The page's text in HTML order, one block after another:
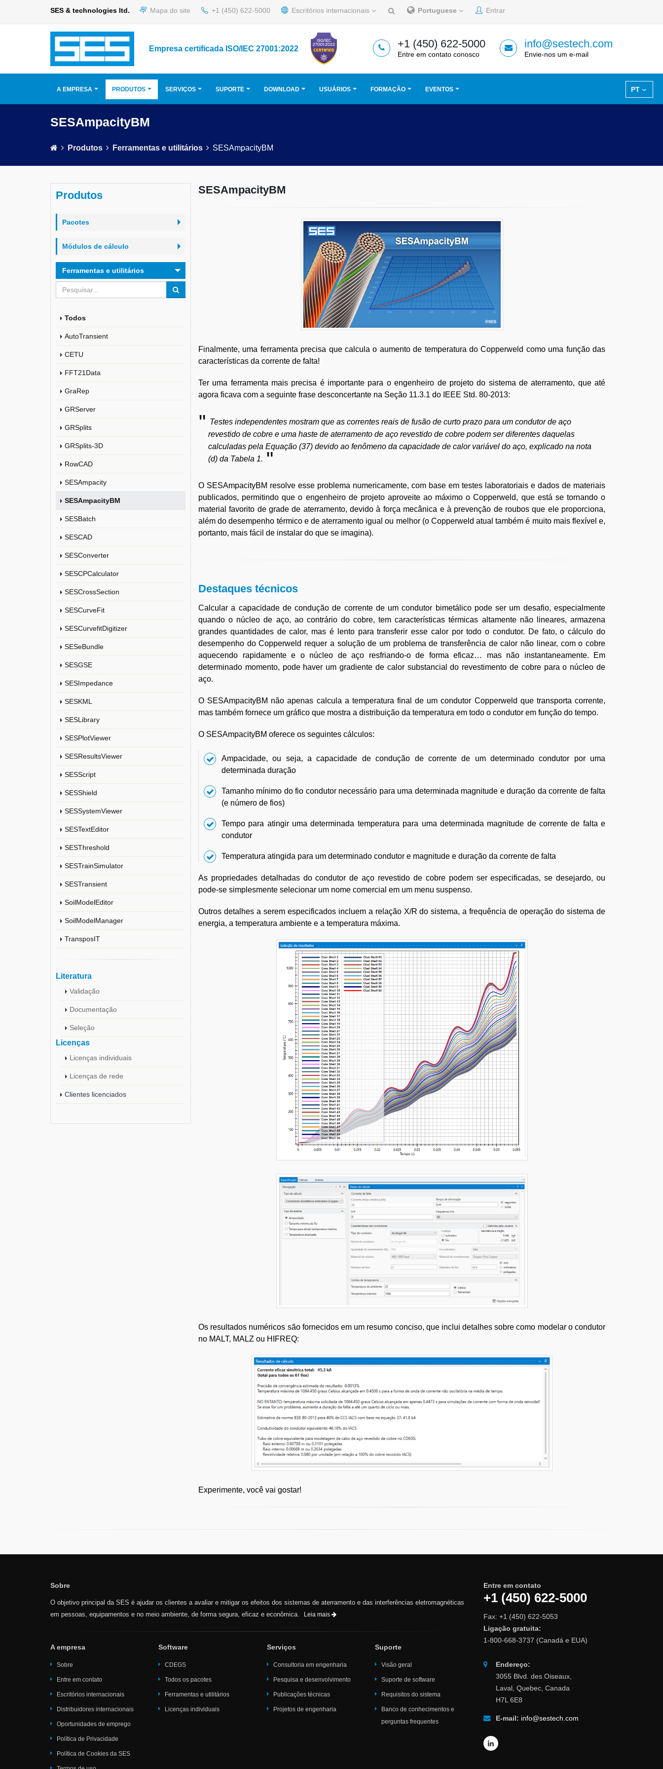
SES & technologies ltd. Mapa do site +1 (450) 622-5000 Escritórios internacionais Portuguese Entrar
Empresa certificada ISO/IEC 27001:2022 +1 (450) 622-5000
Entre em contato conosco
info@sestech.com
Envie-nos um e-mail
PT
A EMPRESA PRODUTOS SERVIÇOS SUPORTE DOWNLOAD USUÁRIOS FORMAÇÃO EVENTOS
SESAmpacityBM
Produtos Ferramentas e utilitários SESAmpacityBM
Produtos
Pacotes
Módulos de cálculo
Ferramentas e utilitários
Todos
AutoTransient
CETU
FFT21Data
GraRep
GRServer
GRSplits
GRSplits-3D
RowCAD
SESAmpacity
SESAmpacityBM
SESBatch
SESCAD
SESConverter
SESCPCalculator
SESCrossSection
SESCurveFit
SESCurvefitDigitizer
SESeBundle
SESGSE
SESImpedance
SESKML
SESLibrary
SESPlotViewer
SESResultsViewer
SESScript
SESShield
SESSystemViewer
SESTextEditor
SESThreshold
SESTrainSimulator
SESTransient
SoilModelEditor
SoilModelManager
TransposIT
Literatura
Validação
Documentação
Seleção
Licenças
Licenças individuais
Licenças de rede
Clientes licenciados
SESAmpacityBM
Finalmente, uma ferramenta precisa que calcula o aumento de temperatura do Copperweld como uma função das
características da corrente de falta!
Ter uma ferramenta mais precisa é importante para o engenheiro de projeto do sistema de aterramento, que até
agora ficava com a seguinte frase desconcertante na Seção 11.3.1 do IEEE Std. 80-2013:
Testes independentes mostram que as correntes reais de fusão de curto prazo para um condutor de aço
revestido de cobre e uma haste de aterramento de aço revestido de cobre podem ser diferentes daquelas
calculadas pela Equação (37) devido ao fenômeno da capacidade de calor variável do aço, explicado na nota
(d) da Tabela 1.
O SESAmpacityBM resolve esse problema numericamente, com base em testes laboratoriais e dados de materiais
publicados, permitindo que o engenheiro de projeto aproveite ao máximo o Copperweld, que está se tornando o
material favorito de grade de aterramento, devido à força mecânica e à prevenção de roubos que ele proporciona,
além do desempenho térmico e de aterramento igual ou melhor (o Copperweld atual também é muito mais flexível e,
portanto, mais fácil de instalar do que se imagina).
Destaques técnicos
Calcular a capacidade de condução de corrente de um condutor bimetálico pode ser um desafio, especialmente
quando o núcleo de aço, ao contrário do cobre, tem características térmicas altamente não lineares, armazena
grandes quantidades de calor, mas é lento para transferir esse calor por todo o condutor. De fato, o cálculo do
desempenho do Copperweld requer a solução de um problema de transferência de calor não linear, com o cobre
aquecendo rapidamente e o núcleo de aço resfriando-o de forma eficaz… mas não instantaneamente. Em
determinado momento, pode haver um gradiente de calor substancial do revestimento de cobre para o núcleo de
aço.
O SESAmpacityBM não apenas calcula a temperatura final de um condutor Copperweld que transporta corrente,
mas também fornece um gráfico que mostra a distribuição da temperatura em todo o condutor em função do tempo.
O SESAmpacityBM oferece os seguintes cálculos:
Ampacidade, ou seja, a capacidade de condução de corrente de um determinado condutor por uma
determinada duração
Tamanho mínimo do fio condutor necessário para uma determinada magnitude e duração da corrente de falta
(e número de fios)
Tempo para atingir uma determinada temperatura para uma determinada magnitude de corrente de falta e
condutor
Temperatura atingida para um determinado condutor e magnitude e duração da corrente de falta
As propriedades detalhadas do condutor de aço revestido de cobre podem ser especificadas, se desejardo, ou
pode-se simplesmente selecionar um nome comercial em um menu suspenso.
Outros detalhes a serem especificados incluem a relação X/R do sistema, a frequência de operação do sistema de
energia, a temperatura ambiente e a temperatura máxima.
Os resultados numéricos são fornecidos em um resumo conciso, que inclui detalhes sobre como modelar o condutor
no MALT, MALZ ou HIFREQ:
Experimente, você vai gostar!
Sobre
O objetivo principal da SES é ajudar os clientes a avaliar e mitigar os efeitos dos sistemas de aterramento e das interferências eletromagnéticas
em pessoas, equipamentos e no meio ambiente, de forma segura, eficaz e econômica.
Leia mais
A empresa
Sobre
Entre em contato
Escritórios internacionais
Distribuidores internacionais
Oportunidades de emprego
Política de Privacidade
Política de Cookies da SES
Software
CDEGS
Todos os pacotes
Ferramentas e utilitários
Licenças individuais
Serviços
Consultoria em engenharia
Pesquisa e desenvolvimento
Publicações técnicas
Projetos de engenharia
Suporte
Visão geral
Suporte de software
Requisitos do sistema
Banco de conhecimentos e
perguntas frequentes
Entre em contato
+1 (450) 622-5000
Fax: +1 (450) 622-5053
Ligação gratuita:
1-800-668-3737 (Canadá e EUA)
Endereço:
3055 Blvd. des Oiseaux,
Laval, Quebec, Canada
H7L 6E8
E-mail: info@sestech.com